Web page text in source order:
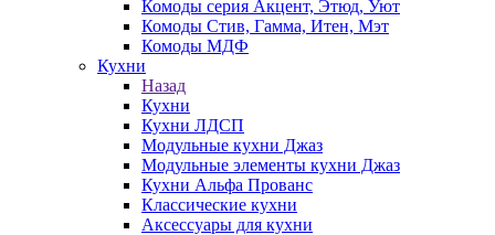
Комоды серия Акцент, Этюд, Уют
Комоды Стив, Гамма, Итен, Мэт
Комоды МДФ
Кухни
Назад
Кухни
Кухни ЛДСП
Модульные кухни Джаз
Модульные элементы кухни Джаз
Кухни Альфа Прованс
Классические кухни
Аксессуары для кухни